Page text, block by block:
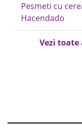
Pesmeti cu
Hacendado
Vezi